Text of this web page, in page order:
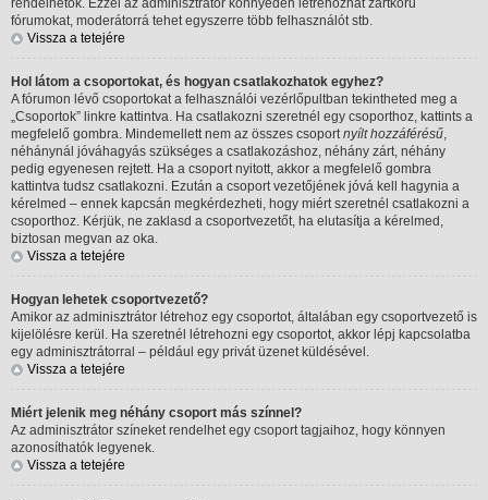
rendelhetők. Ezzel az adminisztrátor könnyedén létrehozhat zártkörű
fórumokat, moderátorrá tehet egyszerre több felhasználót stb.
Vissza a tetejére
Hol látom a csoportokat, és hogyan csatlakozhatok egyhez?
A fórumon lévő csoportokat a felhasználói vezérlőpultban tekintheted meg a
„Csoportok” linkre kattintva. Ha csatlakozni szeretnél egy csoporthoz, kattints a
megfelelő gombra. Mindemellett nem az összes csoportnyílt hozzáférésű,
néhánynál jóváhagyás szükséges a csatlakozáshoz, néhány zárt, néhány
pedig egyenesen rejtett. Ha a csoport nyitott, akkor a megfelelő gombra
kattintva tudsz csatlakozni. Ezután a csoport vezetőjének jóvá kell hagynia a
kérelmed – ennek kapcsán megkérdezheti, hogy miért szeretnél csatlakozni a
csoporthoz. Kérjük, ne zaklasd a csoportvezetőt, ha elutasítja a kérelmed,
biztosan megvan az oka.
Vissza a tetejére
Hogyan lehetek csoportvezető?
Amikor az adminisztrátor létrehoz egy csoportot, általában egy csoportvezető is
kijelölésre kerül. Ha szeretnél létrehozni egy csoportot, akkor lépj kapcsolatba
egy adminisztrátorral – például egy privát üzenet küldésével.
Vissza a tetejére
Miért jelenik meg néhány csoport más színnel?
Az adminisztrátor színeket rendelhet egy csoport tagjaihoz, hogy könnyen
azonosíthatók legyenek.
Vissza a tetejére